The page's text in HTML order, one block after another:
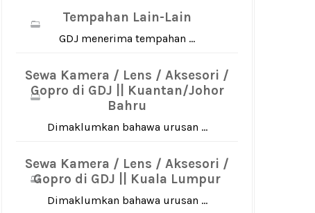
Tempahan Lain-Lain
GDJ menerima tempahan ...
Sewa Kamera / Lens / Aksesori /
Gopro di GDJ || Kuantan/Johor
Bahru
Dimaklumkan bahawa urusan ...
Sewa Kamera / Lens / Aksesori /
Gopro di GDJ || Kuala Lumpur
Dimaklumkan bahawa urusan ...